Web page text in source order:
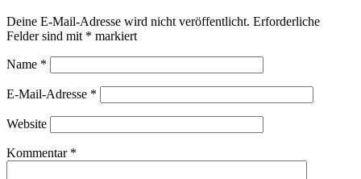
Deine E-Mail-Adresse wird nicht veröffentlicht. Erforderliche
Felder sind mit * markiert
Name *
E-Mail-Adresse *
Website
Kommentar *